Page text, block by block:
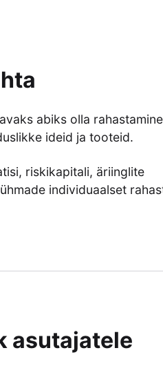
abiks olla
ideid ja tooteid.
riskikapitali, äriinglite
individuaalset
asutajatele